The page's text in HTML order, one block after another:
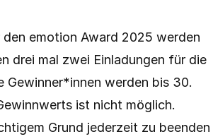
emotion Award 2025 werden
drei mal zwei Einladungen für die
Gewinner*innen werden bis 30.
ist nicht möglich.
Grund jederzeit zu beenden